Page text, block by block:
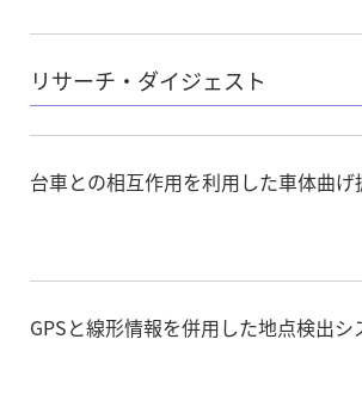
リサーチ・ダイジェスト
台車との相互作用を利用した車体曲
GPSと線形情報を併用した地点検出シ